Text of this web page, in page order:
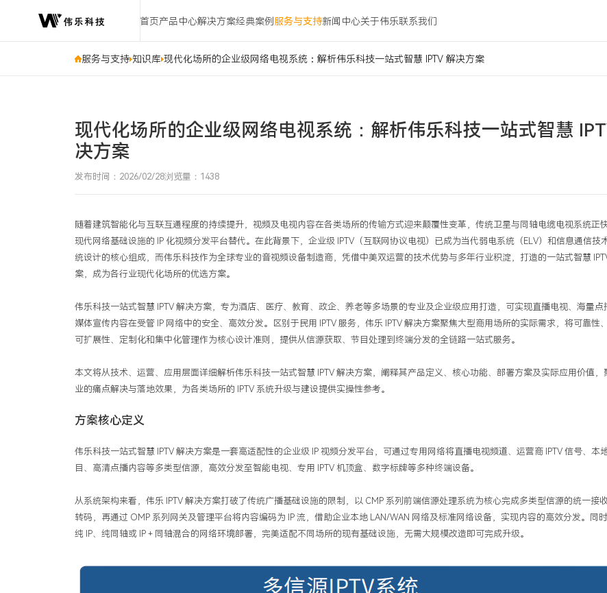
首页产品中心解决方案经典案例 服务与支持新闻中心关于伟乐联系我们
服务与支持 知识库 现代化场所的企业级网络电视系统：解析伟乐科技一站式智慧 IPTV 解决方案
现代化场所的企业级网络电视系统：解析伟乐科技一站式智慧
决方案
发布时间：2026/02/28浏览量：1438
随着建筑智能化与互联互通程度的持续提升，视频及电视内容在各类场所的传输方式迎来颠覆性变革，传统卫星与同轴电缆电视系统正
现代网络基础设施的 IP 化视频分发平台替代。在此背景下，企业级 IPTV （互联网协议电视）已成为当代弱电系统（ ELV）和信息通信技
统设计的核心组成，而伟乐科技作为全球专业的音视频设备制造商，凭借中美双运营的技术优势与多年行业积淀，打造的一站式智慧
案，成为各行业现代化场所的优选方案。
伟乐科技一站式智慧 IPTV解决方案，专为酒店、医疗、教育、政企、养老等多场景的专业及企业级应用打造，可实现直播电视、海量点
媒体宣传内容在受管 IP 网络中的安全、高效分发。区别于民用 IPTV 服务，伟乐 IPTV解决方案聚焦大型商用场所的实际需求，将可靠性
可扩展性、定制化和集中化管理作为核心设计准则，提供从信源获取、节目处理到终端分发的全链路一站式服务。
本文将从技术、运营、应用层面详细解析伟乐科技一站式智慧 IPTV解决方案，阐释其产品定义、核心功能、部署方案及实际应用价值，
业的痛点解决与落地效果，为各类场所的 IPTV 系统升级与建设提供实操性参考。
方案核心定义
伟乐科技一站式智慧 IPTV解决方案是一套高适配性的企业级 IP 视频分发平台，可通过专用网络将直播电视频道、运营商 IPTV信号、本
目、高清点播内容等多类型信源，高效分发至智能电视、专用
IPTV 机顶盒、数字标牌等多种终端设备。
从系统架构来看，伟乐 IPTV解决方案打破了传统广播基础设施的限制，以 CMP 系列前端信源处理系统为核心完成多类型信源的统一接
转码，再通过 OMP 系列网关及管理平台将内容编码为 IP流，借助企业本地 LAN/WAN 网络及标准网络设备，实现内容的高效分发。同
纯 IP、纯同轴或 IP + 同轴混合的网络环境部署，完美适配不同场所的现有基础设施，无需大规模改造即可完成升级。